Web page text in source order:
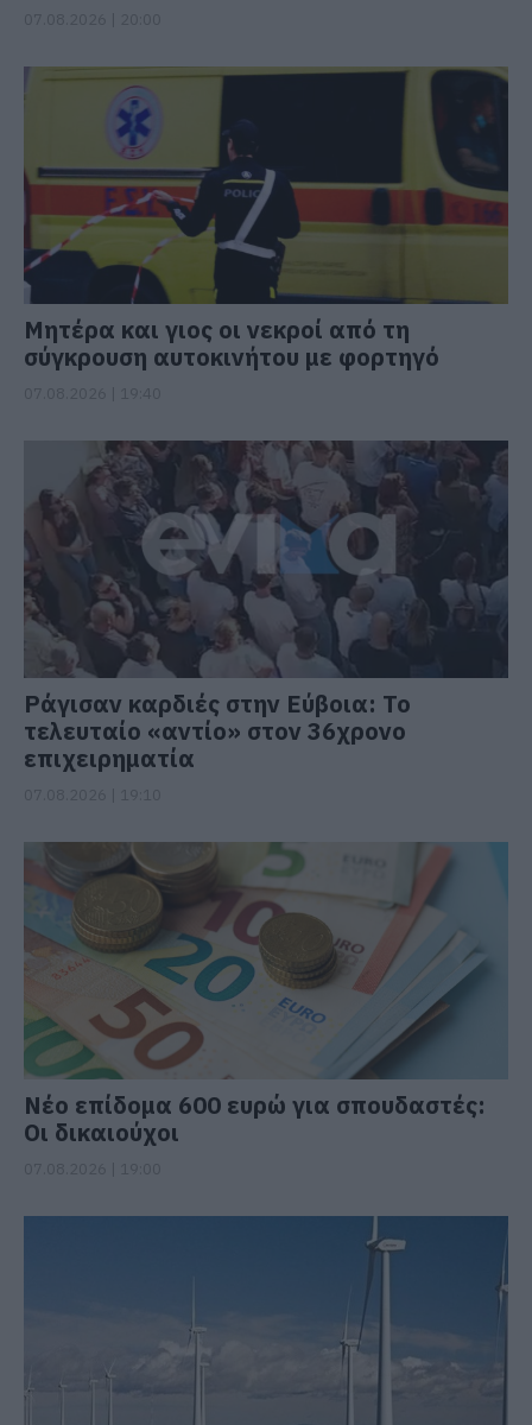
Μητέρα και γιος οι νεκροί από τη
σύγκρουση αυτοκινήτου με φορτηγό
Ράγισαν καρδιές στην Εύβοια: Το
τελευταίο «αντίο» στον 36χρονο
επιχειρηματία
Νέο επίδομα 600 ευρώ για σπουδαστές:
Οι δικαιούχοι